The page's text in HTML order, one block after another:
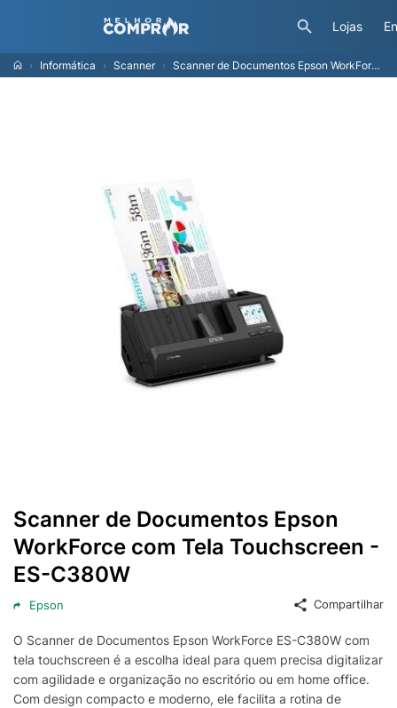
Lojas
Informática Scanner Scanner de Documentos Epson WorkForce com Tela Touchscreen - ES-C380W
Scanner de Documentos Epson
WorkForce com Tela Touchscreen -
ES-C380W
Epson Compartilhar
O Scanner de Documentos Epson WorkForce ES-C380W com
tela touchscreen é a escolha ideal para quem precisa digitalizar
com agilidade e organização no escritório ou em home office.
Com design compacto e moderno, ele facilita a rotina de